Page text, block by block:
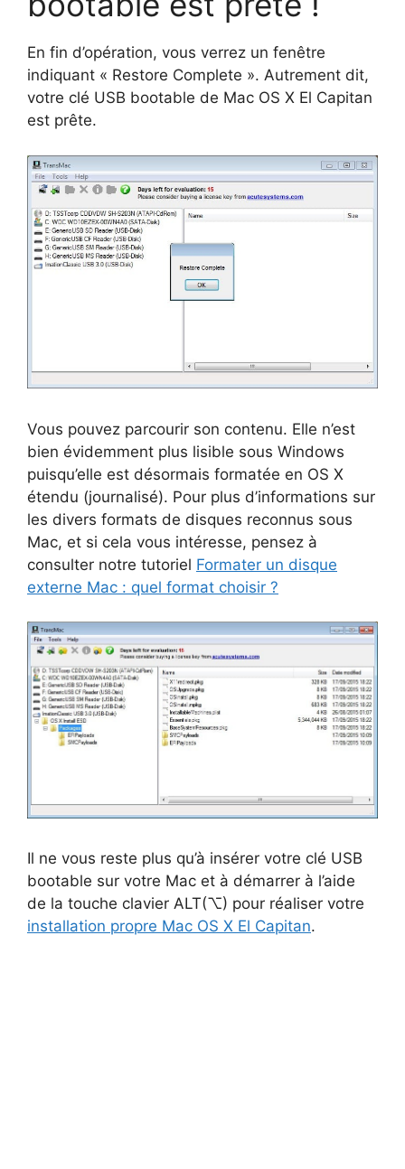
En fin d’opération, vous verrez un fenêtre
indiquant « Restore Complete ». Autrement dit,
votre clé USB bootable de Mac OS X El Capitan
est prête.
Vous pouvez parcourir son contenu. Elle n’est
bien évidemment plus lisible sous Windows
puisqu’elle est désormais formatée en OS X
étendu (journalisé). Pour plus d’informations sur
les divers formats de disques reconnus sous
Mac, et si cela vous intéresse, pensez à
consulter notre tutoriel Formater un disque
externe Mac : quel format choisir ?
Il ne vous reste plus qu’à insérer votre clé USB
bootable sur votre Mac et à démarrer à l’aide
de la touche clavier ALT(⌥) pour réaliser votre
installation propre Mac OS X El Capitan.